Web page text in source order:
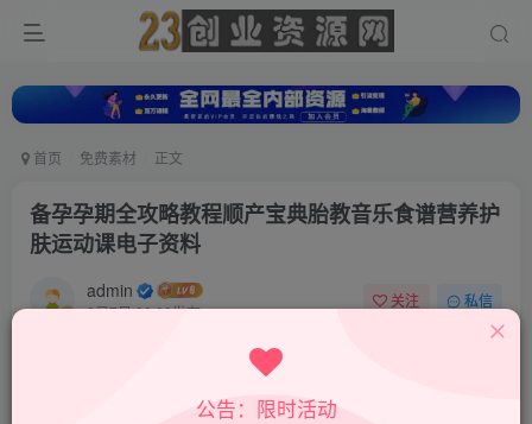
首页 免费素材 正文
备孕孕期全攻略教程顺产宝典胎教音乐食谱营养护
肤运动课电子资料
admin
8月7日 00:08发布
关注 私信
公告：限时活动